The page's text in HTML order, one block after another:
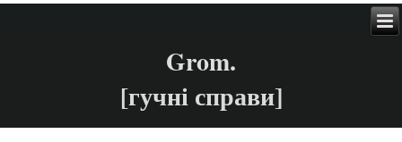
Grom.
[гучні справи]